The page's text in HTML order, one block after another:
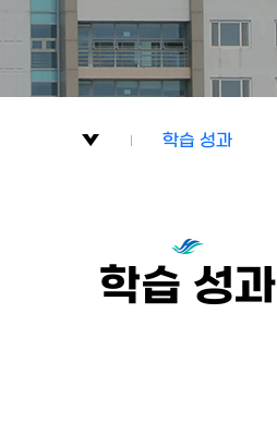
학습 성과
교육 과정
학습 성과